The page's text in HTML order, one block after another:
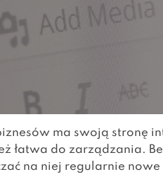
ma swoją stronę
łatwa do zarządzania.
na niej regularnie nowe